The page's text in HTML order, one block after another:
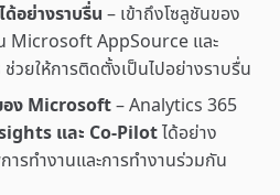
อย่างราบรื่น – เข้าถึงโซลูชันของ
Microsoft AppSource และ
ยให้การติดตั้งเป็นไปอย่างราบรื่น
อง Microsoft– Analytics 365
และ Co-Pilotได้อย่าง
ารทำงานและการทำงานร่วมกัน